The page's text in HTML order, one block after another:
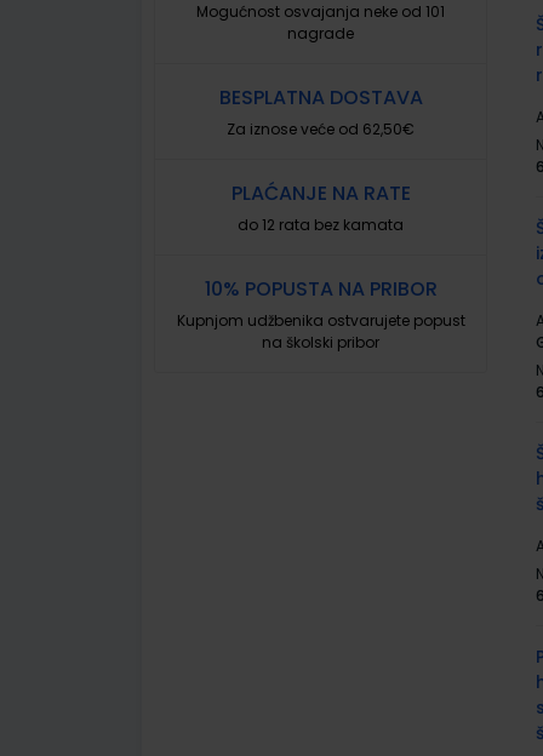
Mogućnost osvajanja neke od 101
nagrade
BESPLATNA DOSTAVA
Za iznose veće od 62,50€
PLAĆANJE NA RATE
do 12 rata bez kamata
10% POPUSTA NA PRIBOR
Kupnjom udžbenika ostvarujete popust
na školski pribor